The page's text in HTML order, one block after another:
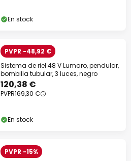
En stock
PVPR -48,92 €
Sistema de riel 48 V Lumaro, pendular,
bombilla tubular, 3 luces, negro
120,38 €
PVPR169,30 €
En stock
PVPR -15%